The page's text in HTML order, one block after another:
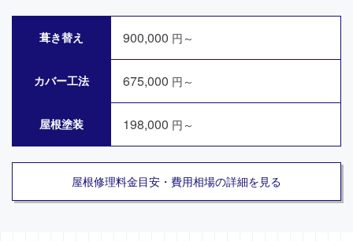
葺き替え 900,000 円～
カバー工法 675,000 円～
屋根塗装 198,000 円～
屋根修理料金目安・費用相場の詳細を見る